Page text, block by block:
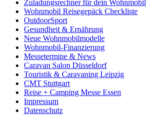
Zuladungsrechner für dein Wohnmobil
Wohnmobil Reisegepäck Checkliste
OutdoorSport
Gesundheit & Ernährung
Neue Wohnmobilmodelle
Wohnmobil-Finanzierung
Messetermine & News
Caravan Salon Düsseldorf
Touristik & Caravaning Leipzig
CMT Stuttgart
Reise + Camping Messe Essen
Impressum
Datenschutz